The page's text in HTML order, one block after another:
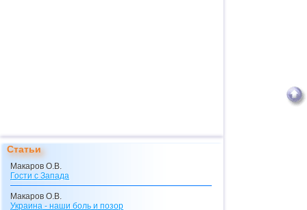
Статьи
Макаров О.В.
Гости с Запада
Макаров О.В.
Украина - наши боль и позор